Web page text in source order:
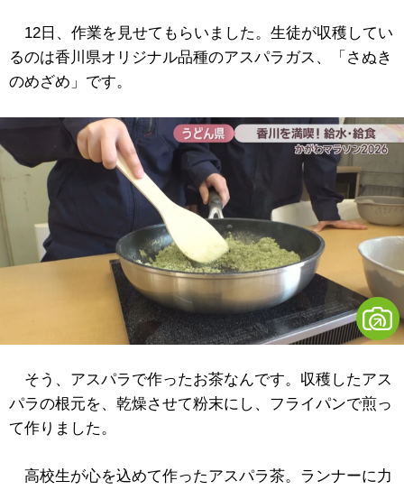
12日、作業を見せてもらいました。生徒が収穫してい
るのは香川県オリジナル品種のアスパラガス、「さぬき
のめざめ」です。
そう、アスパラで作ったお茶なんです。収穫したアス
パラの根元を、乾燥させて粉末にし、フライパンで煎っ
て作りました。
高校生が心を込めて作ったアスパラ茶。ランナーに力